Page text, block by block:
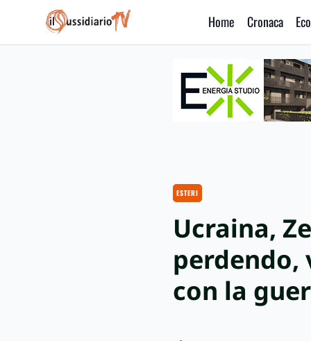
IlSussidiario TV
Home Cronaca
ESTERI
Ucraina,
perdendo,
con la